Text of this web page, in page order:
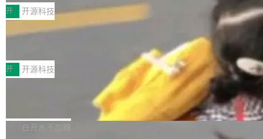
不完。」5T 来自免费额度，3T 来自 Go...
ve JH71XX 的设备，例如 VisionFive 2、PINE
64 STAR64，以及 QEMU。 增强了对 POSIX.1
-2024 和 C23 编程接口标准的兼容性。 compat
_linux(8) 增强了对 Linux 系统调用的支持，包
括 epoll（围绕 kqueue 实现）、POSIX 消息队
列、...
案
享会在上海举办。鸿蒙生态的全场景智慧营销平
台鲸鸿动能协同华为游戏中心，面向游戏行业开
发者及生态伙伴，系统呈现了平台在游戏领域的
完整能力版图——从IAP高价值用户的全周期经
营、到IAA游戏的“买变一体”正循环、再到联运与
广告协同的全链路经营闭环，以及面向全球市场
的出海增长布局。 华为终端云业务商业化销售负
责人在开场致辞中表示，游戏开发者的核心诉求
已不再是“多一个投放渠道”，而是一套能够持续
开 开源科技
技嘉X3D系列再添新成员 B850 AORU
面向AMD Ryzen X3D处理器玩家，技嘉X3D系
列主板阵容迎来新成员——B850 AORUS ELITE
X3D。作为面向主流高性能平台打造的全新主板
产品，B850 AORUS ELITE X3D延续技嘉在X3
D平台优化上的技术积累，旨在为游戏玩家带来
更稳定、更高效的装机选择。 B850 AORUS ELI
开 开源科技
Zadig v5.0 发布：AI 发布专员与 AI 审
我们团队这几天最大的卡点不是 AI 写得不够
好，是 AI 写得太好了。 好到审查排期从两天的
白开水不加糖